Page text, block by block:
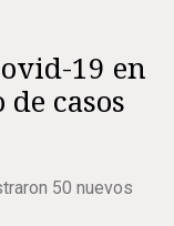
19 en
casos
50 nuevos